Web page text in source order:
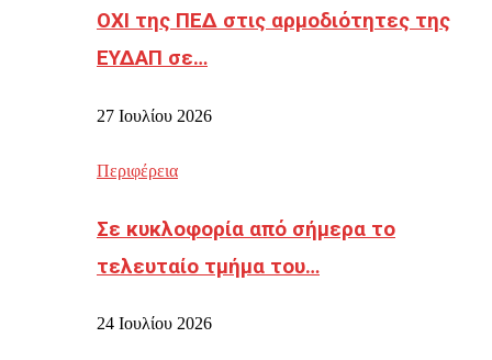
ΟΧΙ της ΠΕΔ στις αρμοδιότητες της
ΕΥΔΑΠ σε…
27 Ιουλίου 2026
Περιφέρεια
Σε κυκλοφορία από σήμερα το
τελευταίο τμήμα του…
24 Ιουλίου 2026